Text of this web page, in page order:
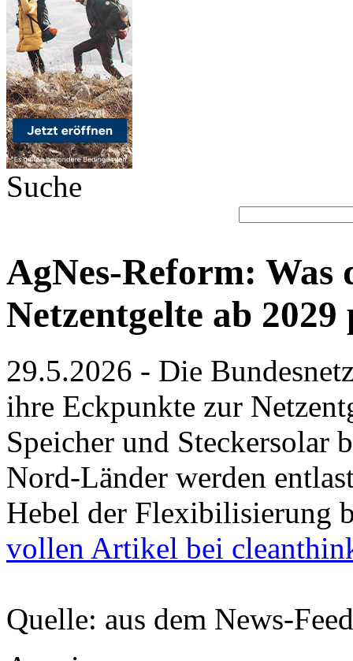
Suche
AgNes-Reform: Was
Netzentgelte ab 2029
29.5.2026 - Die
ihre Eckpunkte zur
Speicher und Steckersolar
Nord-Länder werden
Hebel der Flexibilisierung
vollen Artikel bei
Quelle: aus dem News-